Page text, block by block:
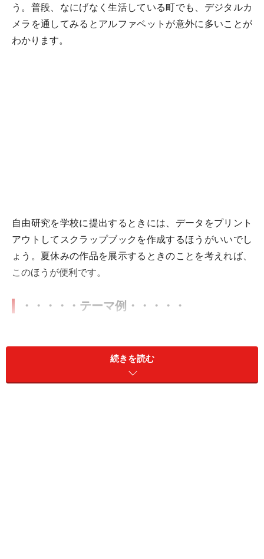
う。普段、なにげなく生活している町でも、デジタルカ
メラを通してみるとアルファベットが意外に多いことが
わかります。
自由研究を学校に提出するときには、データをプリント
アウトしてスクラップブックを作成するほうがいいでし
ょう。夏休みの作品を展示するときのことを考えれば、
このほうが便利です。
・・・・・テーマ例・・・・・
英語をカメラに収めていきます。それぞれの写真にコメ
ントをつけてスクラップブックにすれば出来上がり！
これ英語で言えるよ・・・・・町の中にあるもので、自
続きを読む